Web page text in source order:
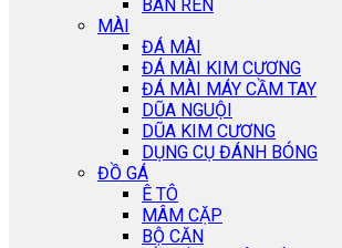
BÀN REN
MÀI
ĐÁ MÀI
ĐÁ MÀI KIM CƯƠNG
ĐÁ MÀI MÁY CẦM TAY
DŨA NGUỘI
DŨA KIM CƯƠNG
DỤNG CỤ ĐÁNH BÓNG
ĐỒ GÁ
Ê TÔ
MÂM CẶP
BỘ CĂN